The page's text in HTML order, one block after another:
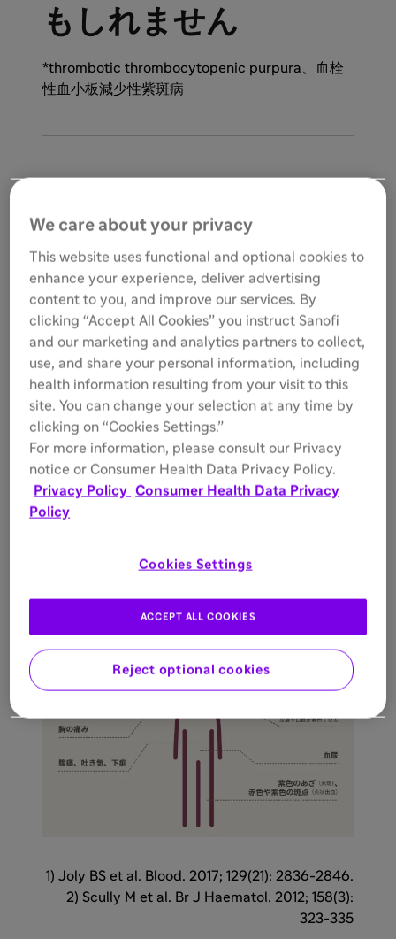
もしれません
*thrombotic thrombocytopenic purpura、血栓
性血小板減少性紫斑病
✓原因不明の血小板減少(3万/μL以
下)、溶血性貧血
✓あざ、頭痛、疲労、発熱などの非特
異的症状
このような患者さんは、後天性TTPの可能性があ
ります。
後天性TTPは微小血栓により突然死を引き起こす
可能性があり、未治療での致死率は90%
、死亡
までの中央値は9日間
です。 原因不明の血小板
減少、溶血性貧血を認めた場合は、ただちに後天
性TTPを治療可能な施設へのご相談をおすすめい
TTPの主な症状1)2)
1) Joly BS et al. Blood. 2017; 129(21): 2836-2846.
2) Scully M et al. Br J Haematol. 2012; 158(3):
323-335
We care about your privacy
This website uses functional and optional cookies to
enhance your experience, deliver advertising
content to you, and improve our services. By
clicking “Accept All Cookies” you instruct Sanofi
and our marketing and analytics partners to collect,
use, and share your personal information, including
health information resulting from your visit to this
site. You can change your selection at any time by
clicking on “Cookies Settings.”
For more information, please consult our Privacy
notice or Consumer Health Data Privacy Policy.
Privacy Policy Consumer Health Data Privacy
Policy
Cookies Settings
Reject optional cookies
ACCEPT ALL COOKIES